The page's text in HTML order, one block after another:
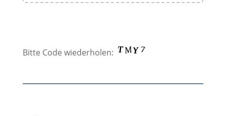
Bitte Code wiederholen: